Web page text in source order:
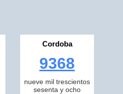
Cordoba
9368
nueve mil trescientos
sesenta y ocho